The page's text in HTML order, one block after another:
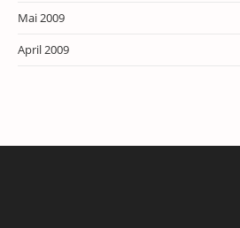
Mai 2009
April 2009